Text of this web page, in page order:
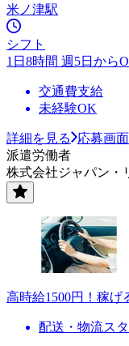
米ノ津駅
シフト
1日8時間 週5日から
交通費支給
未経験OK
詳細を見る
応募画
派遣労働者
株式会社ジャパン・
高時給1500円！稼
配送・物流ス